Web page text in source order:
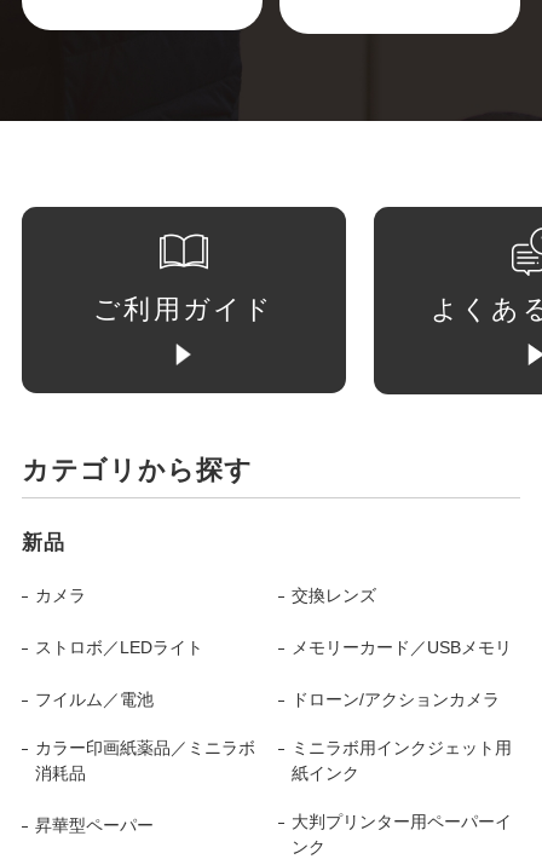
ご利用ガイド よくあ
カテゴリから探す
新品
カメラ 交換レンズ
ストロボ／LEDライト メモリーカード／USBメモリ
フイルム／電池 ドローン/アクションカメラ
カラー印画紙薬品／ミニラボ
消耗品
ミニラボ用インクジェット用
紙インク
昇華型ペーパー
大判プリンター用ペーパーイ
ンク